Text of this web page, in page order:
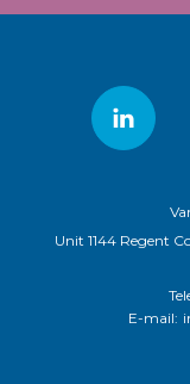
Unit 1144 Regent
E-mail: